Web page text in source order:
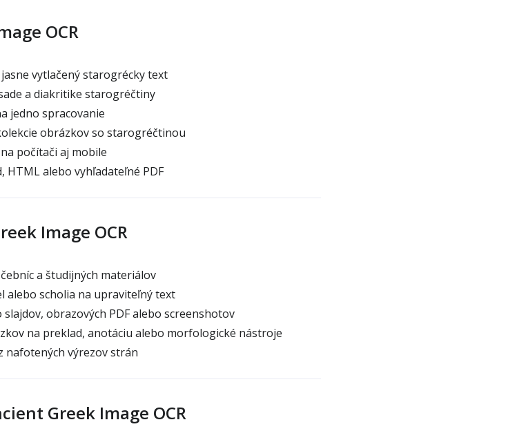
OCR
vytlačený starogrécky text
a diakritike starogréčtiny
jedno spracovanie
obrázkov so starogréčtinou
počítači aj mobile
HTML alebo vyhľadateľné PDF
Image OCR
a študijných materiálov
alebo scholia na upraviteľný text
obrazových PDF alebo screenshotov
na preklad, anotáciu alebo morfologické nástroje
nafotených výrezov strán
Greek Image OCR